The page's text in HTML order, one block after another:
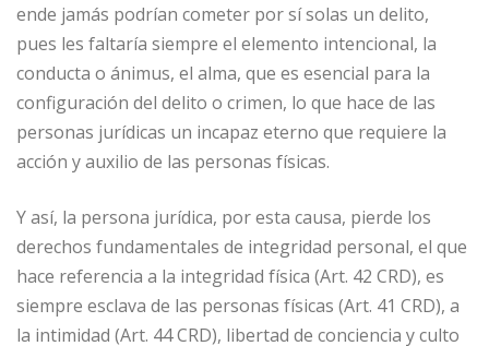
ende jamás podrían cometer por sí solas un delito,
pues les faltaría siempre el elemento intencional, la
conducta o ánimus, el alma, que es esencial para la
configuración del delito o crimen, lo que hace de las
personas jurídicas un incapaz eterno que requiere la
acción y auxilio de las personas físicas.
Y así, la persona jurídica, por esta causa, pierde los
derechos fundamentales de integridad personal, el que
hace referencia a la integridad física (Art. 42 CRD), es
siempre esclava de las personas físicas (Art. 41 CRD), a
la intimidad (Art. 44 CRD), libertad de conciencia y culto